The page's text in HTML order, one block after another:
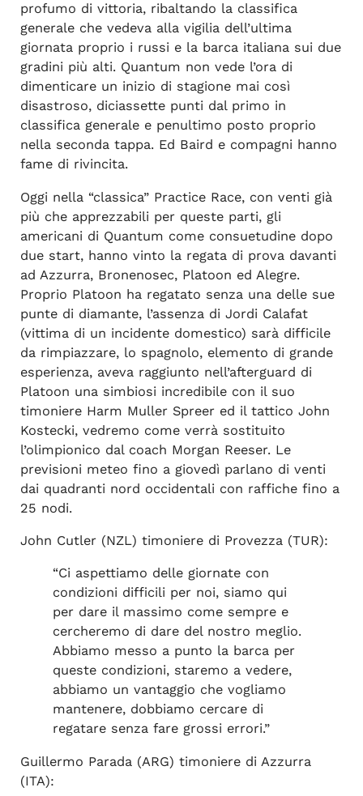
profumo di vittoria, ribaltando la classifica
generale che vedeva alla vigilia dell’ultima
giornata proprio i russi e la barca italiana sui due
gradini più alti. Quantum non vede l’ora di
dimenticare un inizio di stagione mai così
disastroso, diciassette punti dal primo in
classifica generale e penultimo posto proprio
nella seconda tappa. Ed Baird e compagni hanno
fame di rivincita.
Oggi nella “classica” Practice Race, con venti già
più che apprezzabili per queste parti, gli
americani di Quantum come consuetudine dopo
due start, hanno vinto la regata di prova davanti
ad Azzurra, Bronenosec, Platoon ed Alegre.
Proprio Platoon ha regatato senza una delle sue
punte di diamante, l’assenza di Jordi Calafat
(vittima di un incidente domestico) sarà difficile
da rimpiazzare, lo spagnolo, elemento di grande
esperienza, aveva raggiunto nell’afterguard di
Platoon una simbiosi incredibile con il suo
timoniere Harm Muller Spreer ed il tattico John
Kostecki, vedremo come verrà sostituito
l’olimpionico dal coach Morgan Reeser. Le
previsioni meteo fino a giovedì parlano di venti
dai quadranti nord occidentali con raffiche fino a
25 nodi.
John Cutler (NZL) timoniere di Provezza (TUR):
“Ci aspettiamo delle giornate con
condizioni difficili per noi, siamo qui
per dare il massimo come sempre e
cercheremo di dare del nostro meglio.
Abbiamo messo a punto la barca per
queste condizioni, staremo a vedere,
abbiamo un vantaggio che vogliamo
mantenere, dobbiamo cercare di
regatare senza fare grossi errori.”
Guillermo Parada (ARG) timoniere di Azzurra
(ITA):